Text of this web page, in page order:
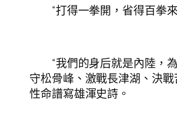
“打得一拳開，省得百拳來
“我們的身后就是內陸，為
守松骨峰、激戰長津湖、決
性命譜寫雄渾史詩。